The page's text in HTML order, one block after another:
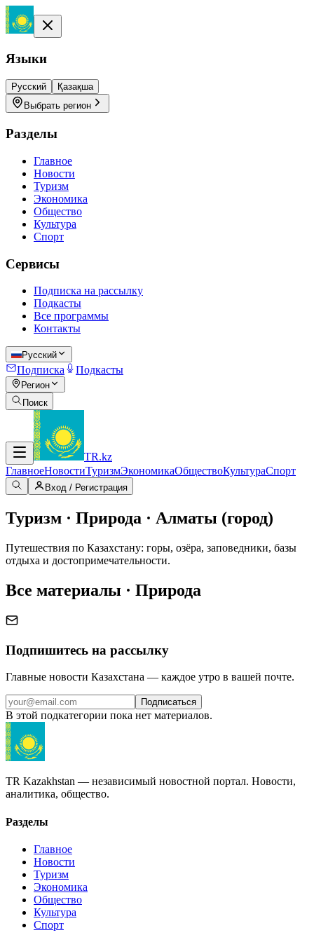
Языки
Русский
Қазақша
Выбрать регион
Разделы
Главное
Новости
Туризм
Экономика
Общество
Культура
Спорт
Сервисы
Подписка на рассылку
Подкасты
Все программы
Контакты
Русский
Подписка Подкасты
Регион
Поиск
TR.kz
ГлавноеНовостиТуризмЭкономикаОбществоКультураСпорт
Вход / Регистрация
Туризм · Природа · Алматы (город)
Путешествия по Казахстану: горы, озёра, заповедники, базы
отдыха и достопримечательности.
Все материалы · Природа
Подпишитесь на рассылку
Главные новости Казахстана — каждое утро в вашей почте.
Подписаться
В этой подкатегории пока нет материалов.
TR Kazakhstan — независимый новостной портал. Новости,
аналитика, общество.
Разделы
Главное
Новости
Туризм
Экономика
Общество
Культура
Спорт